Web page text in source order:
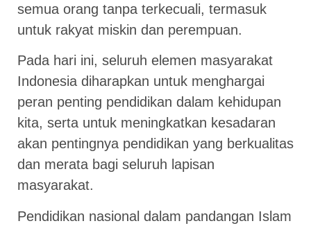
semua orang tanpa terkecuali, termasuk
untuk rakyat miskin dan perempuan.
Pada hari ini, seluruh elemen masyarakat
Indonesia diharapkan untuk menghargai
peran penting pendidikan dalam kehidupan
kita, serta untuk meningkatkan kesadaran
akan pentingnya pendidikan yang berkualitas
dan merata bagi seluruh lapisan
masyarakat.
Pendidikan nasional dalam pandangan Islam